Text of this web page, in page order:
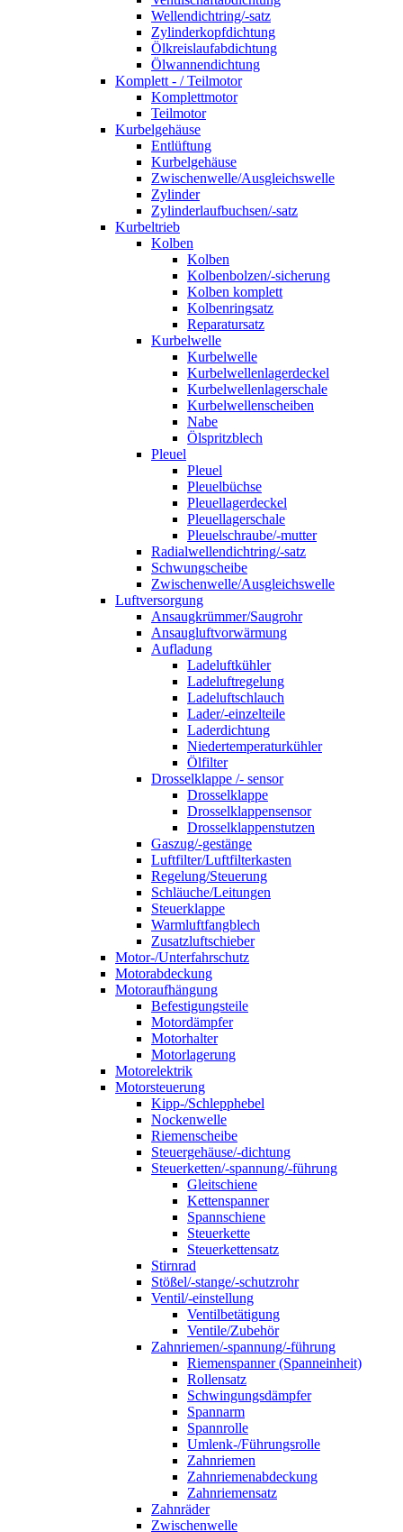
Wellendichtring/-satz
Zylinderkopfdichtung
Ölkreislaufabdichtung
Ölwannendichtung
Komplett - / Teilmotor
Komplettmotor
Teilmotor
Kurbelgehäuse
Entlüftung
Kurbelgehäuse
Zwischenwelle/Ausgleichswelle
Zylinder
Zylinderlaufbuchsen/-satz
Kurbeltrieb
Kolben
Kolben
Kolbenbolzen/-sicherung
Kolben komplett
Kolbenringsatz
Reparatursatz
Kurbelwelle
Kurbelwelle
Kurbelwellenlagerdeckel
Kurbelwellenlagerschale
Kurbelwellenscheiben
Nabe
Ölspritzblech
Pleuel
Pleuel
Pleuelbüchse
Pleuellagerdeckel
Pleuellagerschale
Pleuelschraube/-mutter
Radialwellendichtring/-satz
Schwungscheibe
Zwischenwelle/Ausgleichswelle
Luftversorgung
Ansaugkrümmer/Saugrohr
Ansaugluftvorwärmung
Aufladung
Ladeluftkühler
Ladeluftregelung
Ladeluftschlauch
Lader/-einzelteile
Laderdichtung
Niedertemperaturkühler
Ölfilter
Drosselklappe /- sensor
Drosselklappe
Drosselklappensensor
Drosselklappenstutzen
Gaszug/-gestänge
Luftfilter/Luftfilterkasten
Regelung/Steuerung
Schläuche/Leitungen
Steuerklappe
Warmluftfangblech
Zusatzluftschieber
Motor-/Unterfahrschutz
Motorabdeckung
Motoraufhängung
Befestigungsteile
Motordämpfer
Motorhalter
Motorlagerung
Motorelektrik
Motorsteuerung
Kipp-/Schlepphebel
Nockenwelle
Riemenscheibe
Steuergehäuse/-dichtung
Steuerketten/-spannung/-führung
Gleitschiene
Kettenspanner
Spannschiene
Steuerkette
Steuerkettensatz
Stirnrad
Stößel/-stange/-schutzrohr
Ventil/-einstellung
Ventilbetätigung
Ventile/Zubehör
Zahnriemen/-spannung/-führung
Riemenspanner (Spanneinheit)
Rollensatz
Schwingungsdämpfer
Spannarm
Spannrolle
Umlenk-/Führungsrolle
Zahnriemen
Zahnriemenabdeckung
Zahnriemensatz
Zahnräder
Zwischenwelle